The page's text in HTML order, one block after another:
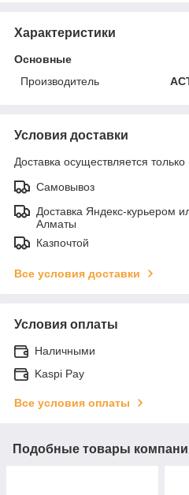
Характеристики
Основные
Производитель
Условия доставки
Доставка осуществляется
Самовывоз
Доставка Яндекс-курьером
Алматы
Казпочтой
Все условия доставки
Условия оплаты
Наличными
Kaspi Pay
Все условия оплаты
Подобные товары